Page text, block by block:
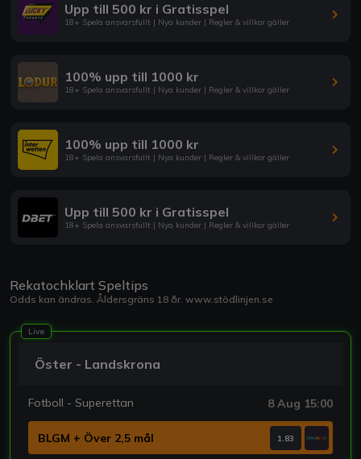
Upp till 500 kr i Gratisspel
18+ Spela ansvarsfullt | Nya kunder | Regler & villkor gäller
100% upp till 1000 kr
18+ Spela ansvarsfullt | Nya kunder | Regler & villkor gäller
100% upp till 1000 kr
18+ Spela ansvarsfullt | Nya kunder | Regler & villkor gäller
Upp till 500 kr i Gratisspel
18+ Spela ansvarsfullt | Nya kunder | Regler & villkor gäller
Rekatochklart Speltips
Odds kan ändras. Åldersgräns 18 år. www.stödlinjen.se
Live
Öster - Landskrona
Fotboll - Superettan 8 Aug 15:00
BLGM + Över 2,5 mål 1.83